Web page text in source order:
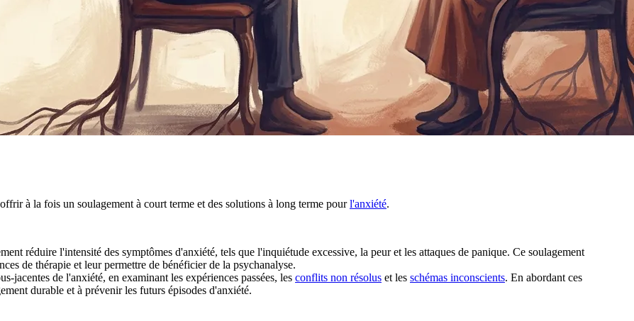
à la fois un soulagement à court terme et des solutions à long terme pourl'anxiété.
réduire l'intensité des symptômes d'anxiété, tels que l'inquiétude excessive, la peur et les attaques de panique. Ce soulagement
de thérapie et leur permettre de bénéficier de la psychanalyse.
jacentes de l'anxiété, en examinant les expériences passées, les conflits non résolus et les schémas inconscients. En abordant ces
durable et à prévenir les futurs épisodes d'anxiété.